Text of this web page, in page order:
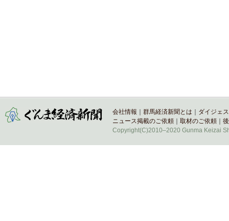
会社情報 群馬経済新聞とは
ダイジェ
ニュース掲載のご依頼
取材のご依頼
Copyright(C)2010–2020 Gunma Keizai